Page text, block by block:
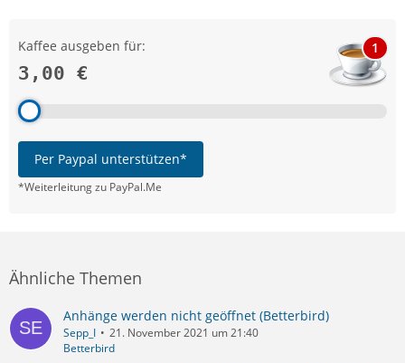
Kaffee ausgeben für:
3,00 €
1
Per Paypal unterstützen*
*Weiterleitung zu PayPal.Me
Ähnliche Themen
Anhänge werden nicht geöffnet (Betterbird)
Sepp_I
21. November 2021 um 21:40
Betterbird